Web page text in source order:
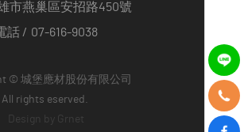
市燕巢區安招路450號
話 / 07-616-9038
© 城堡應材股份有限公司
All rights eserved.
Design by Grnet